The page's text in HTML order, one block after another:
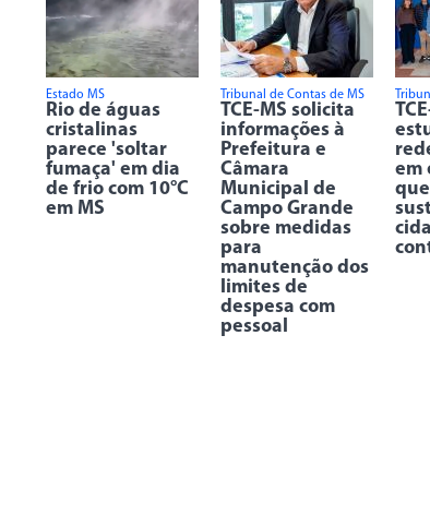
Estado MS
Rio de águas
cristalinas
parece 'soltar
fumaça' em dia
de frio com 10°C
em MS
Tribunal de Contas de MS
TCE-MS solicita
informações à
Prefeitura e
Câmara
Municipal de
Campo Grande
sobre medidas
para
manutenção dos
limites de
despesa com
pessoal
em